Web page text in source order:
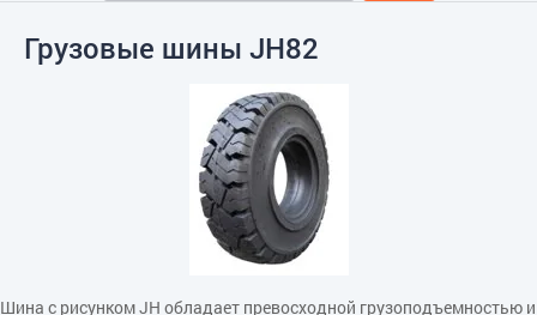
Грузовые шины JH82
Шина с рисунком JH обладает превосходной грузоподъемностью и